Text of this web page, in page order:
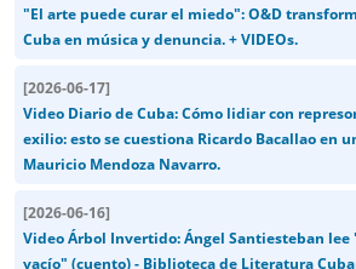
"El arte puede curar el miedo": O&D
Cuba en música y denuncia. + VIDEOs.
[2026-06-17]
Video Diario de Cuba: Cómo lidiar con
exilio: esto se cuestiona Ricardo Bacallao en
Mauricio Mendoza Navarro.
[2026-06-16]
Video Árbol Invertido: Ángel Santiesteban lee
vacío" (cuento) - Biblioteca de Literatura